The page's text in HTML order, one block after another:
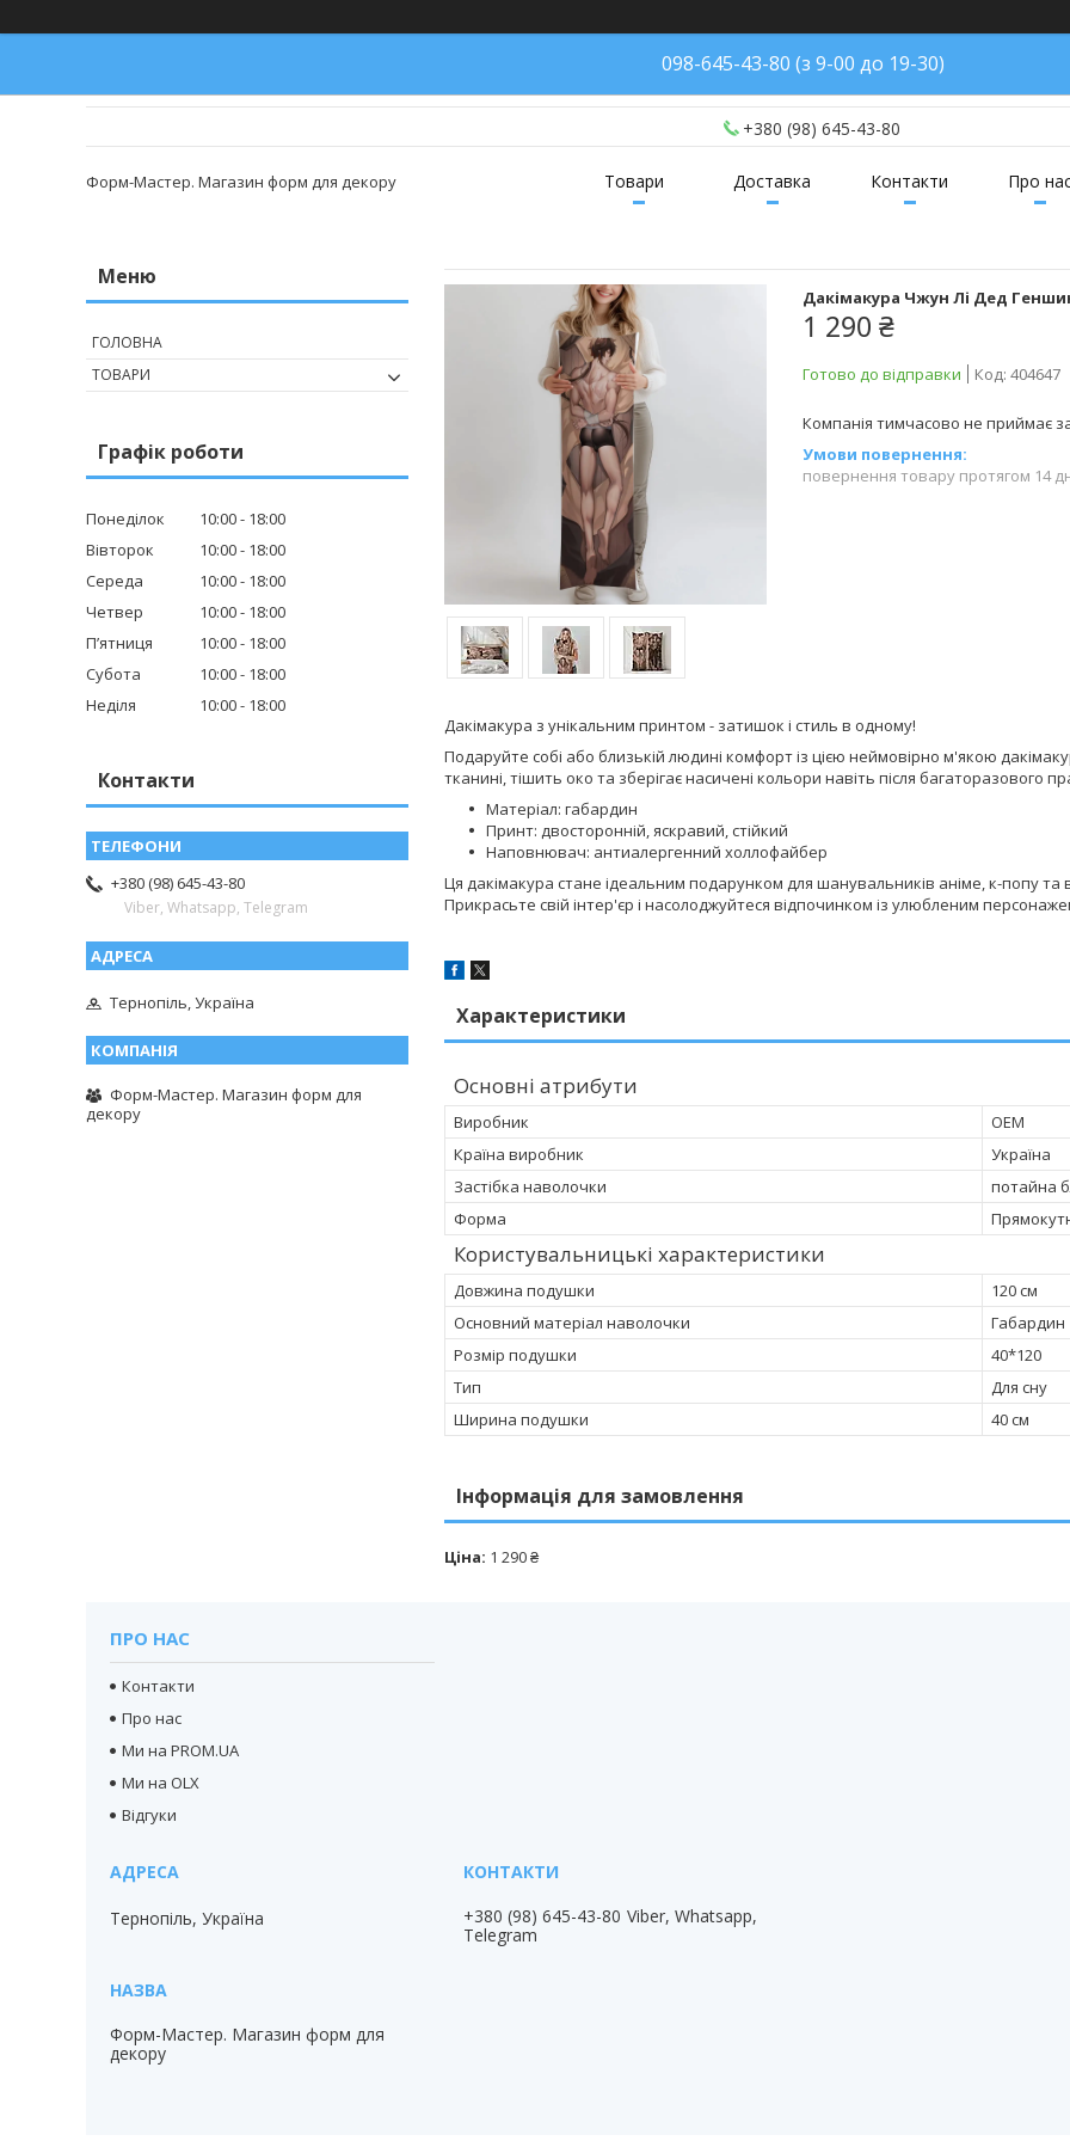
098-645-43-80 (з 9-00 до 19-30)
+380 (98) 645-43-80
Форм-Мастер. Магазин форм для декору Товари Доставка Контакти Про
Дакімакура Чжун Лі Дед
1 290 ₴
Готово до відправки Код: 404647
Компанія тимчасово не приймає
повернення товару протягом 14
Дакімакура з унікальним принтом - затишок і стиль в одному!
Подаруйте собі або близькій людині комфорт із цією неймовірно м'якою
тканині, тішить око та зберігає насичені кольори навіть після багаторазового
Матеріал: габардин
Принт: двосторонній, яскравий, стійкий
Наповнювач: антиалергенний холлофайбер
Ця дакімакура стане ідеальним подарунком для шанувальників аніме, к-попу та
Прикрасьте свій інтер'єр і насолоджуйтеся відпочинком із улюбленим
Характеристики
Основні атрибути
Виробник
OEM
Країна виробник
Україна
Застібка наволочки
потайна
Форма
Користувальницькі характеристики
Довжина подушки
120 см
Основний матеріал наволочки
Габардин
Розмір подушки
40*120
Тип
Для сну
Ширина подушки
40 см
Інформація для замовлення
Ціна: 1 290 ₴
ГОЛОВНА
ТОВАРИ
Графік роботи
Понеділок 10:00
18:00
Вівторок
10:00
18:00
Середа
10:00
18:00
Четвер
10:00
18:00
Пʼятниця
10:00
18:00
Субота
10:00
18:00
Неділя
10:00 18:00
Контакти
+380 (98) 645-43-80
Viber, Whatsapp, Telegram
Тернопіль, Україна
Форм-Мастер. Магазин форм для
декору
ПРО НАС
Контакти
Про нас
Ми на PROM.UA
Ми на OLX
Відгуки
Тернопіль, Україна
Форм-Мастер. Магазин форм для
декору
+380 (98) 645-43-80 Viber, Whatsapp,
Telegram